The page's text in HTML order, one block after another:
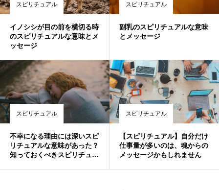
スピリチュアル
イノシシが目の前を横切る時
のスピリチュアルな意味とメ
ッセージ
スピリチュアル
副乳のスピリチュアルな意味
とメッセージ
スピリチュアル
不幸になる理由には深いスピ
リチュアルな意味があった？
知っておくべきスピリチュア
スピリチュアル
【スピリチュアル】自分だけ
仕事量が多いのは、魂からの
メッセージかもしれません